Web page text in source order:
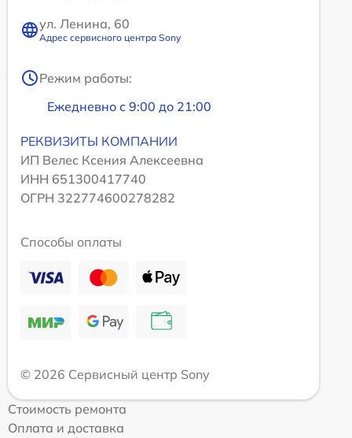
ул. Ленина, 60
Адрес сервисного центра Sony
Режим работы:
Ежедневно с 9:00 до 21:00
РЕКВИЗИТЫ КОМПАНИИ
ИП Велес Ксения Алексеевна
ИНН 651300417740
ОГРН 322774600278282
Способы оплаты
© 2026 Сервисный центр Sony
Стоимость ремонта
Оплата и доставка